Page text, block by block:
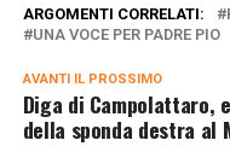
ARGOMENTI CORRELATI:
UNA VOCE PER PADRE PIO
AVANTI IL ​​PROSSIMO
Diga di Campolattaro,
della sponda destra al